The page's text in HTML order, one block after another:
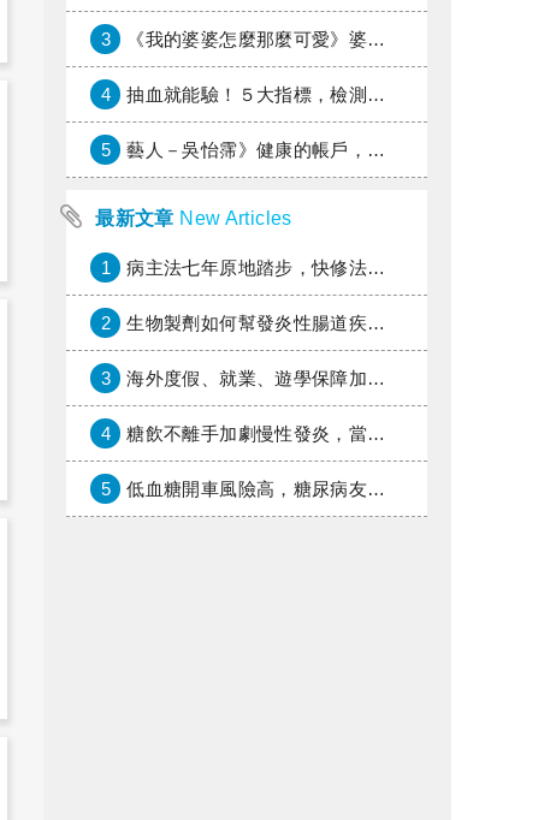
3 《我的婆婆怎麼那麼可愛》婆婆希望媳婦放棄領取已故兒子身故理賠金，可以這樣做嗎？
4 抽血就能驗！５大指標，檢測身體是否發炎
5 藝人－吳怡霈》健康的帳戶，年輕時別提光
最新文章 New Articles
1 病主法七年原地踏步，快修法讓病人自主決定善終
2 生物製劑如何幫發炎性腸道疾病患者抗潰瘍？治療進展與健保給付困境一次看
3 海外度假、就業、遊學保障加倍，富邦產險「一期逐夢」專案加碼遠距醫療與緊急救援
4 糖飲不離手加劇慢性發炎，當心老化與慢性病提早報到
5 低血糖開車風險高，糖尿病友上路必學的安全守則